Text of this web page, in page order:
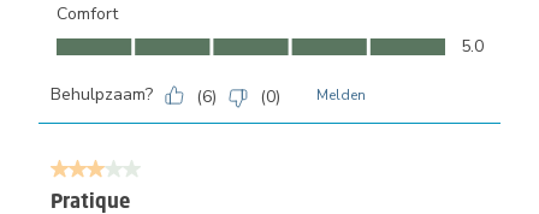
Comfort
Comfort, 5.0 van 5
5.0
Behulpzaam? (6) (0) Melden
3 van 5 sterren.
Pratique